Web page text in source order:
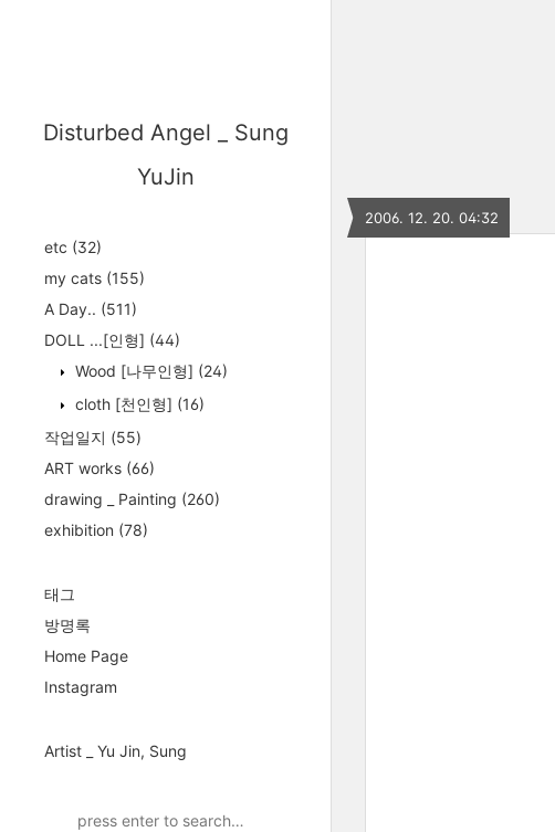
Disturbed Angel _ Sung
YuJin
etc (32)
my cats (155)
A Day.. (511)
DOLL ...[인형] (44)
Wood [나무인형] (24)
cloth [천인형] (16)
작업일지 (55)
ART works (66)
drawing _ Painting (260)
exhibition (78)
태그
방명록
Home Page
Instagram
Artist _ Yu Jin, Sung
2006. 12. 20. 04:32